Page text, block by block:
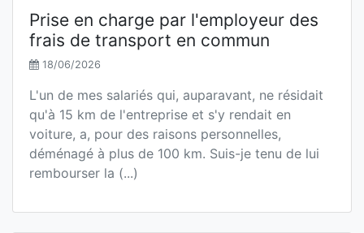
Prise en charge par l'employeur des
frais de transport en commun
18/06/2026
L'un de mes salariés qui, auparavant, ne résidait
qu'à 15 km de l'entreprise et s'y rendait en
voiture, a, pour des raisons personnelles,
déménagé à plus de 100 km. Suis-je tenu de lui
rembourser la (...)